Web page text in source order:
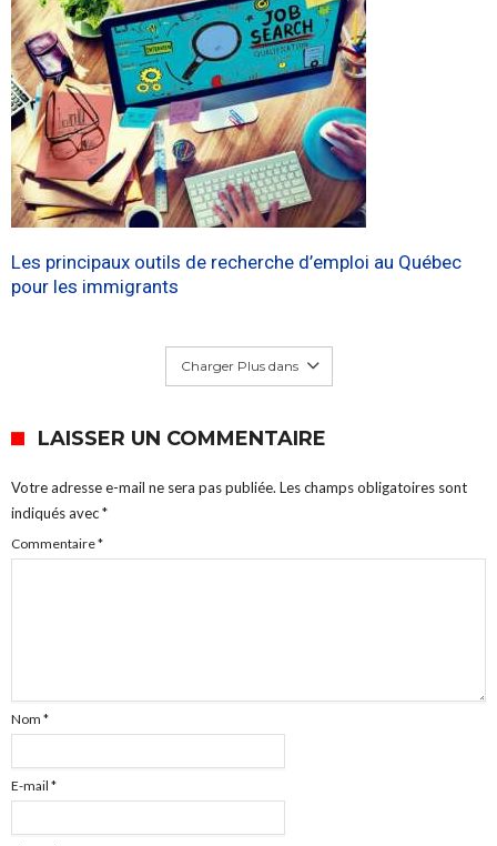
Les principaux outils de recherche d’emploi au Québec
pour les immigrants
Charger Plus dans
LAISSER UN COMMENTAIRE
Votre adresse e-mail ne sera pas publiée. Les champs obligatoires sont
indiqués avec*
Commentaire*
Nom *
E-mail *